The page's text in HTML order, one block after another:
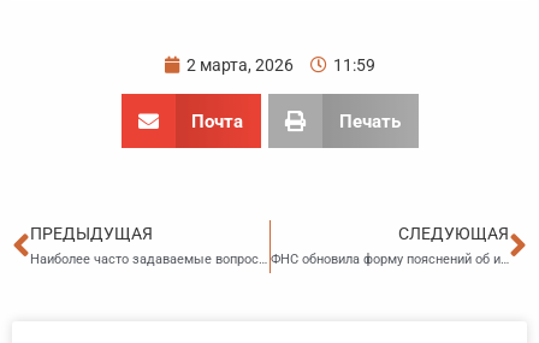
2 марта, 2026 11:59
Почта Печать
Пред
ПРЕДЫДУЩАЯ
Наиболее часто задаваемые вопросы по применению налогового режима АУСН
СЛЕДУЮЩАЯ
ФНС обновила форму пояснений об исчисленных имущественных налогах